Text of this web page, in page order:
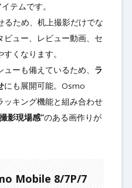
テムです。
るため、机上撮影だけでな
ビュー、レビュー動画、セ
くなります。
ーも備えているため、 ラ
にも展開可能。Osmo
ッキング機能と組み合わせ
影現場感”のある画作りが
Mobile 8/7P/7